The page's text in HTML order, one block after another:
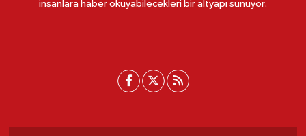
insanlara haber okuyabilecekleri bir altyapı sunuyor.